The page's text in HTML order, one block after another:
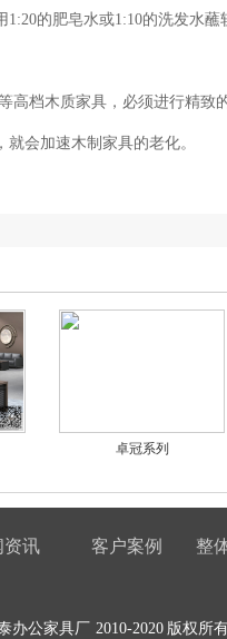
的肥皂水或1:10的洗发水蘸
档木质家具，必须进行精致
会加速木制家具的老化。
卓冠系列
资讯 客户案例 整
办公家具厂 2010-2020 版权所